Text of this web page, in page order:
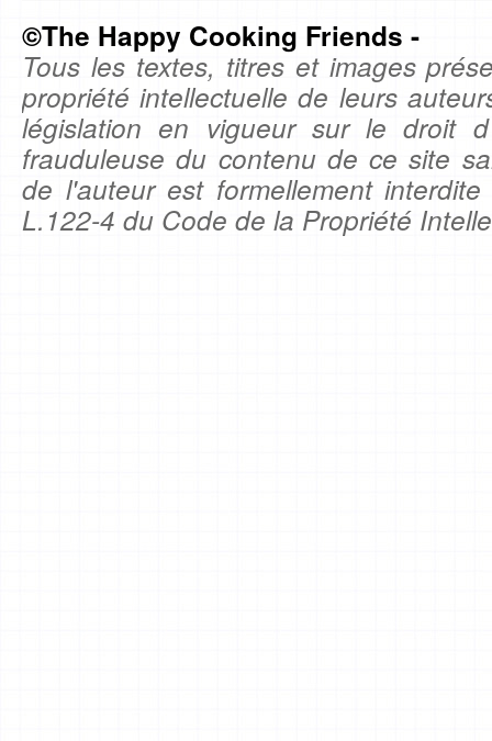
©The Happy Cooking Friends -
Tous les textes, titres et images
propriété intellectuelle de leurs
législation en vigueur sur le droit
frauduleuse du contenu de ce site
de l'auteur est formellement
L.122-4 du Code de la Propriété